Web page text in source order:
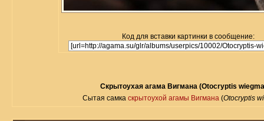
Код для вставки картинки в сообщение:
Скрытоухая агама Вигмана (Otocryptis
Сытая самка скрытоухой агамы Вигмана (Otocryptis